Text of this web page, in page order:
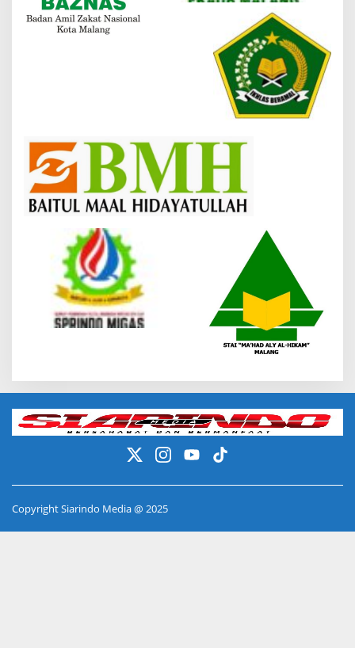
Copyright Siarindo Media @ 2025